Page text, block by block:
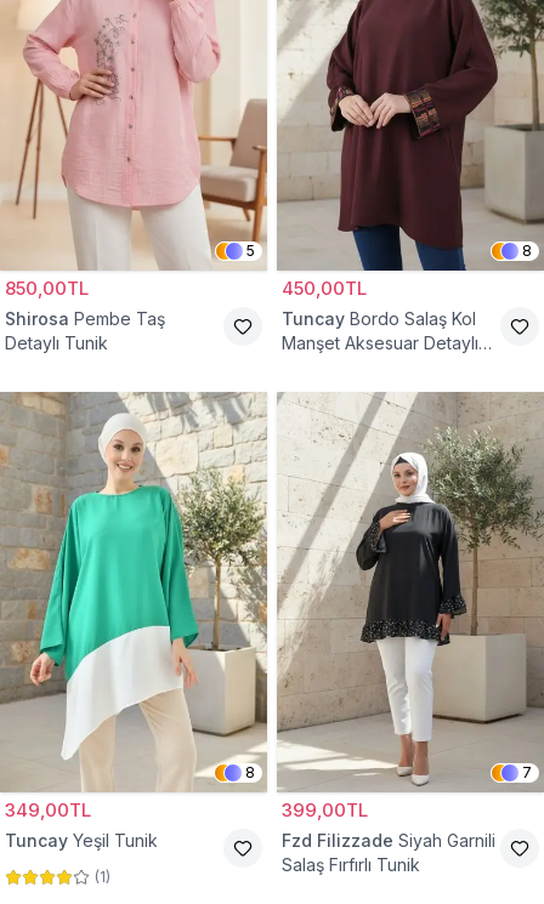
5
850,00TL
Shirosa Pembe Taş
Detaylı Tunik
8
450,00TL
Tuncay Bordo Salaş Kol
Manşet Aksesuar Detaylı
8
349,00TL
Tuncay Yeşil Tunik
(1)
7
399,00TL
Fzd Filizzade Siyah Garnili
Salaş Fırfırlı Tunik